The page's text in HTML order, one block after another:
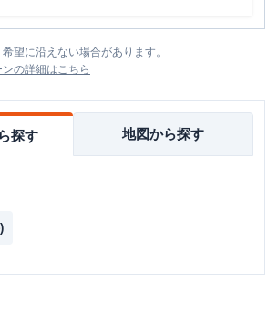
望に沿えない場合があります。
の詳細はこちら
探す 地図から探す